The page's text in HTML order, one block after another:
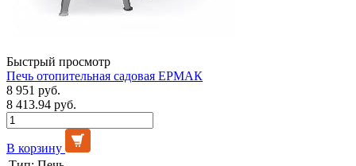
Быстрый просмотр
Печь отопительная садовая ЕРМАК
8 951 руб.
8 413.94 руб.
В корзину